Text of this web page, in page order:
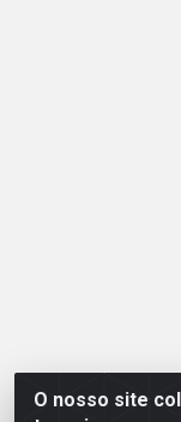
O nosso site
Linhavix